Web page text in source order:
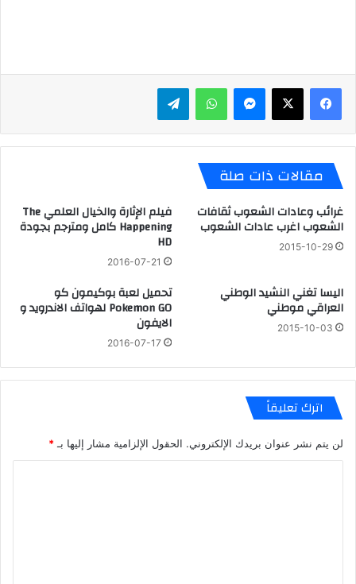
ماسنجر واتساب تيلقرام
مقالات ذات صلة
غرائب وعادات الشعوب ثقافات
الشعوب اغرب عادات الشعوب
2015-10-29
فيلم الإثارة والخيال العلمي The
Happening كامل ومترجم بجودة
HD
2016-07-21
اليسا تغني النشيد الوطني
العراقي موطني
2015-10-03
تحميل لعبة بوكيمون كو
Pokemon GO لهواتف الاندرويد و
الايفون
2016-07-17
اترك تعليقاً
لن يتم نشر عنوان بريدك الإلكتروني. الحقول الإلزامية مشار إليها بـ *